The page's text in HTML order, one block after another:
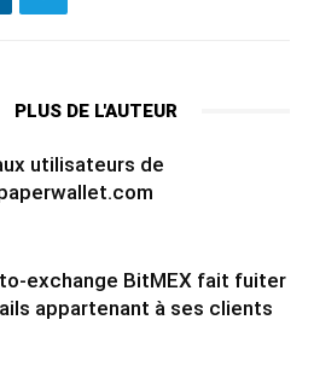
PLUS DE L'AUTEUR
utilisateurs de
exchange BitMEX fait fuiter
appartenant à ses clients